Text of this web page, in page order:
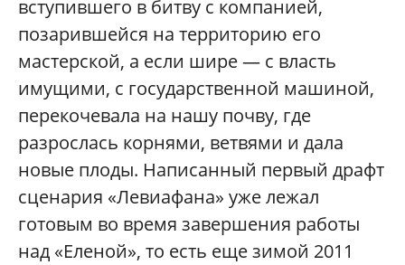
вступившего в битву с компанией,
позарившейся на территорию его
мастерской, а если шире — с власть
имущими, с государственной машиной,
перекочевала на нашу почву, где
разрослась корнями, ветвями и дала
новые плоды. Написанный первый драфт
сценария «Левиафана» уже лежал
готовым во время завершения работы
над «Еленой», то есть еще зимой 2011